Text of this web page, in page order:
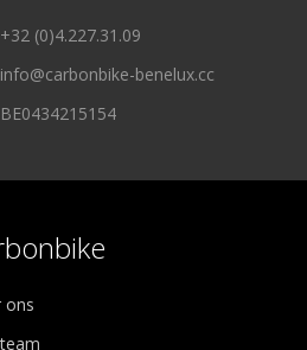
+32 (0)4.227.31.09
info@carbonbike-benelux.cc
BE0434215154
ons